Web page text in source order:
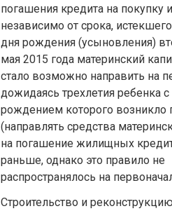
погашения кредита на покупку
независимо от срока,
дня рождения (усыновления)
мая 2015 года материнский
стало возможно направить на
дожидаясь трехлетия ребенка с
рождением которого возникло
(направлять средства
на погашение жилищных
раньше, однако это правило не
распространялось на
Строительство и